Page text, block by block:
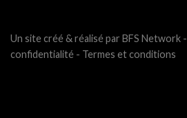
Un site créé & réalisé par BFS Network -
confidentialité - Termes et conditions